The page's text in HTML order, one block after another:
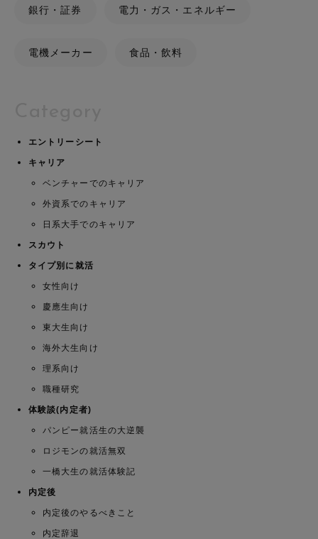
銀行・証券 電力・ガス・エネルギー
電機メーカー 食品・飲料
エントリーシート
キャリア
ベンチャーでのキャリア
外資系でのキャリア
日系大手でのキャリア
スカウト
タイプ別に就活
女性向け
慶應生向け
東大生向け
海外大生向け
理系向け
職種研究
体験談(内定者)
パンピー就活生の大逆襲
ロジモンの就活無双
一橋大生の就活体験記
内定後
内定後のやるべきこと
内定辞退